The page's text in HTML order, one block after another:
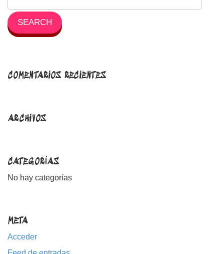
COMENTARIOS RECIENTES
ARCHIVOS
CATEGORÍAS
No hay categorías
META
Acceder